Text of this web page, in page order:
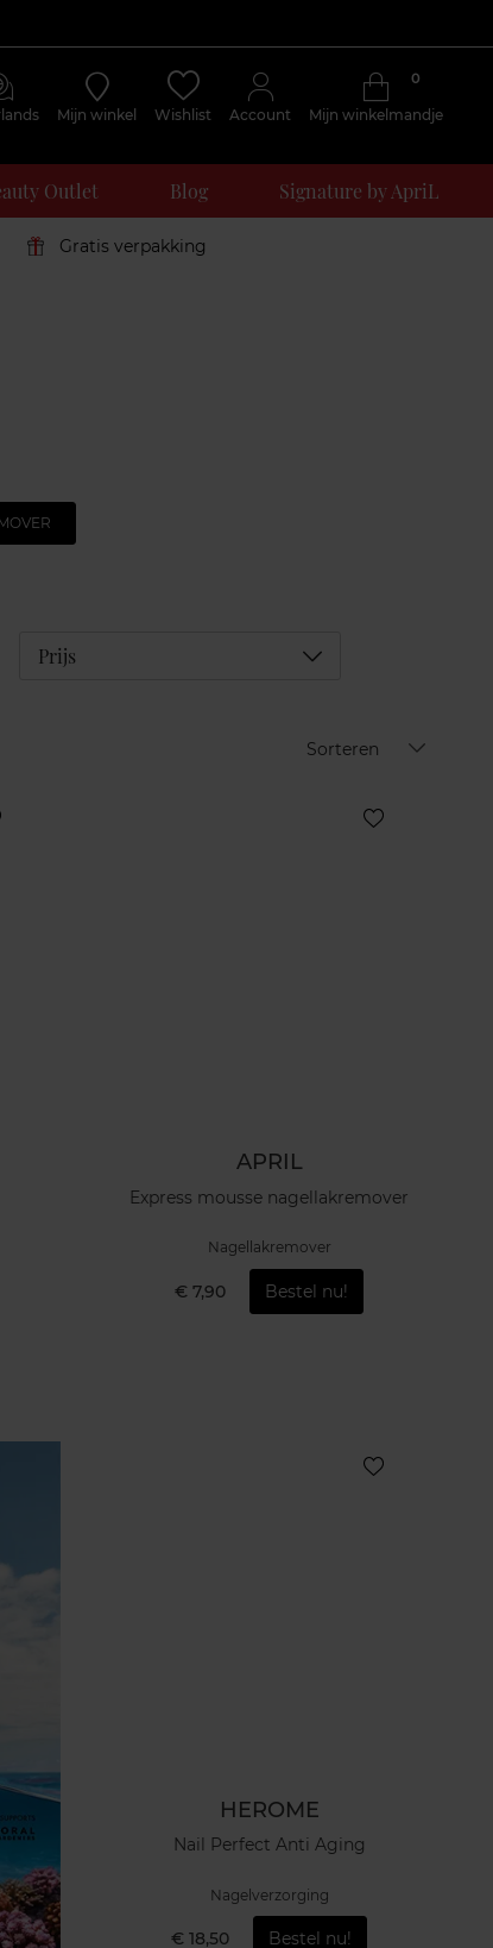
Mijn winkel Wishlist Account Mijn winkelmandje
0
Outlet Blog Signature by ApriL
Gratis verpakking
Prijs Déplier
Sorteren
APRIL
Express mousse nagellakremover
Nagellakremover
€ 7,90 Bestel nu!
HEROME
Nail Perfect Anti Aging
Nagelverzorging
€ 18,50 Bestel nu!